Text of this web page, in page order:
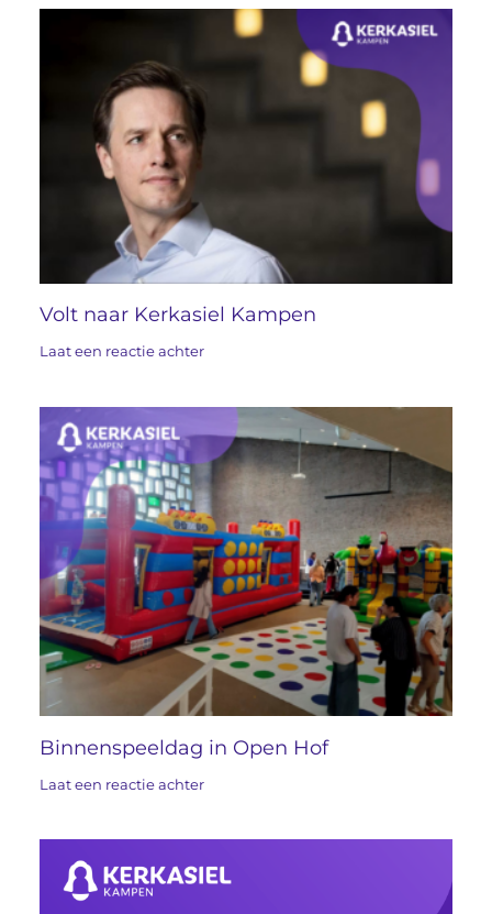
Volt naar Kerkasiel Kampen
Laat een reactie achter
Binnenspeeldag in Open Hof
Laat een reactie achter